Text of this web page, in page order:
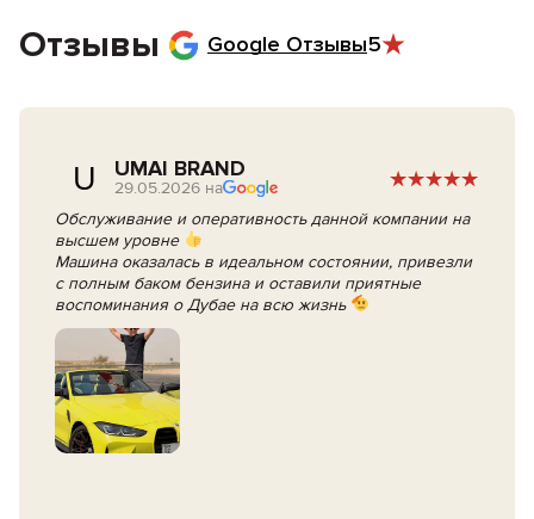
В день аренды просто подпишите договор и получите ключи от
Отзывы Google Отзывы5
U UMAI BRAND
29.05.2026 на
Обслуживание и оперативность данной компании на
высшем уровне
Машина оказалась в идеальном состоянии, привезли
с полным баком бензина и оставили приятные
воспоминания о Дубае на всю жизнь